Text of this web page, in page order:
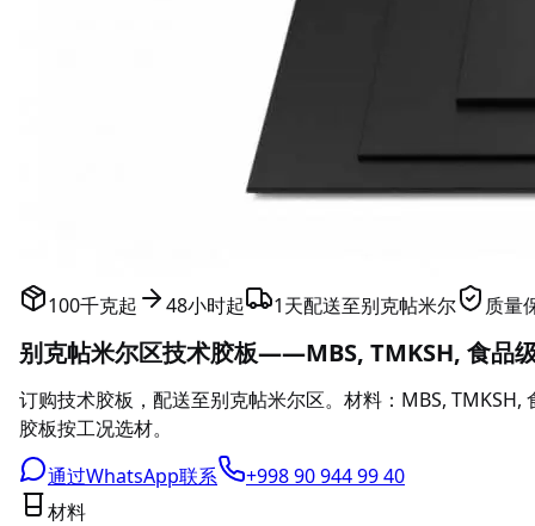
100千克起 48小时起 1天配送至别克帖米尔 质量
别克帖米尔区技术胶板——MBS, TMKSH, 食品
订购技术胶板，配送至别克帖米尔区。材料：MBS,
胶板按工况选材。
通过WhatsApp联系
+998 90 944 99 40
材料